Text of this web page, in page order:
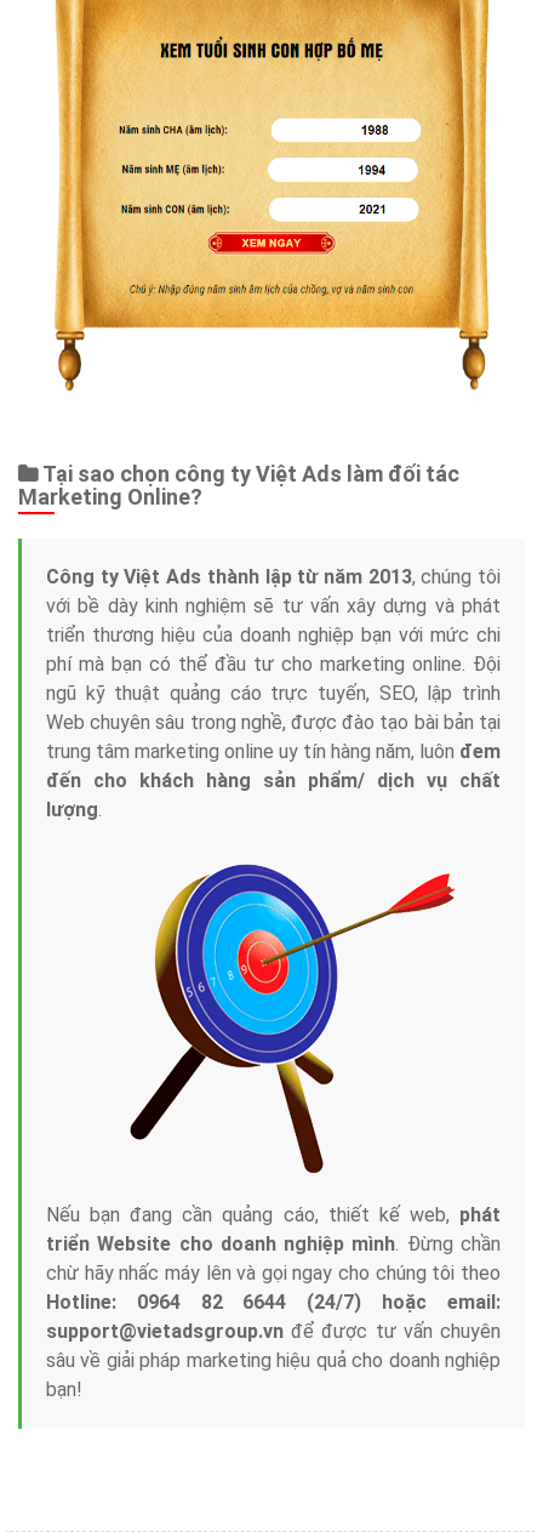
Tại sao chọn công ty Việt Ads làm đối tác
Marketing Online?
Công ty Việt Ads thành lập từ năm 2013, chúng tôi
với bề dày kinh nghiệm sẽ tư vấn xây dựng và phát
triển thương hiệu của doanh nghiệp bạn với mức chi
phí mà bạn có thể đầu tư cho marketing online. Đội
ngũ kỹ thuật quảng cáo trực tuyến, SEO, lập trình
Web chuyên sâu trong nghề, được đào tạo bài bản tại
trung tâm marketing online uy tín hàng năm, luôn đem
đến cho khách hàng sản phẩm/ dịch vụ chất
lượng.
Nếu bạn đang cần quảng cáo, thiết kế web, phát
triển Website cho doanh nghiệp mình. Đừng chần
chừ hãy nhấc máy lên và gọi ngay cho chúng tôi theo
Hotline: 0964 82 6644 (24/7) hoặc email:
support@vietadsgroup.vn để được tư vấn chuyên
sâu về giải pháp marketing hiệu quả cho doanh nghiệp
bạn!